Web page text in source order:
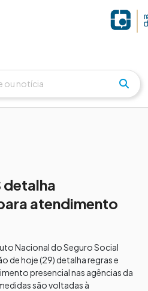
detalha
atendimento
Nacional do Seguro Social
de hoje (29) detalha regras e
presencial nas agências da
são voltadas à